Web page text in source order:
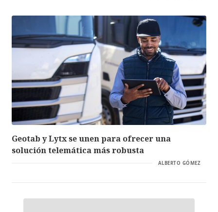
Geotab y Lytx se unen para ofrecer una
solución telemática más robusta
ALBERTO GÓMEZ